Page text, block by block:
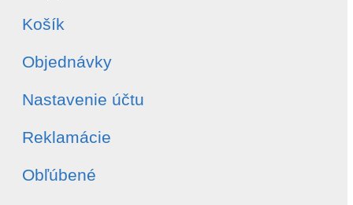
Košík
Objednávky
Nastavenie účtu
Reklamácie
Obľúbené